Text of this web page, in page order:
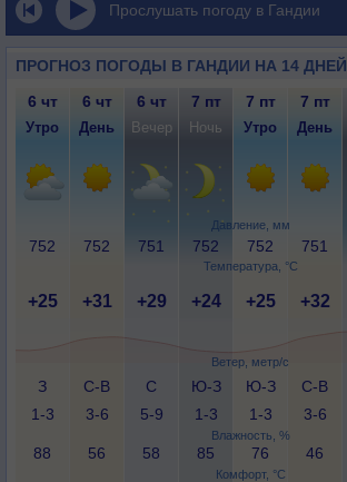
Прослушать погоду в Гандии
ПРОГНОЗ ПОГОДЫ В ГАНДИИ НА 14 ДНЕЙ
Давление, мм
Температура, °C
Ветер, метр/с
Влажность, %
Комфорт, °C
6 чт 6 чт 6 чт 7 пт 7 пт 7 пт
Утро День Вечер Ночь Утро День
752 752 751 752 752 751
+25 +31 +29 +24 +25 +32
З
1-3
С-В
3-6
С
5-9
Ю-З
1-3
Ю-З
1-3
С-В
3-6
88 56 58 85 76 46